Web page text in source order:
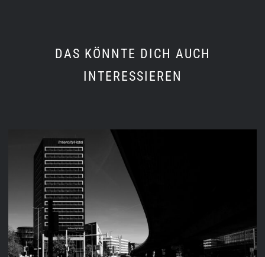
DAS KÖNNTE DICH AUCH
INTERESSIEREN
STREET 2025